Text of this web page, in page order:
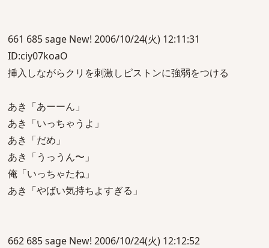
661 685 sage New! 2006/10/24(火) 12:11:31
ID:ciy07koaO
挿入しながらクリを刺激しピストンに強弱をつける
あき「あーーん」
あき「いっちゃうよ」
あき「だめ」
あき「うっうん〜」
俺「いっちゃたね」
あき「やばい気持ちよすぎる」
662 685 sage New! 2006/10/24(火) 12:12:52